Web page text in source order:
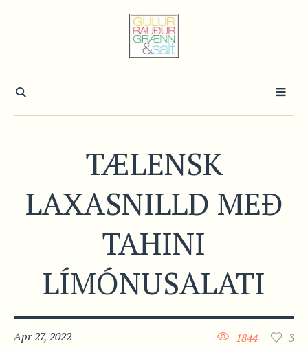
TÆLENSK
LAXASNILLD MEÐ
TAHINI
LÍMÓNUSALATI
Apr 27, 2022 3
1844